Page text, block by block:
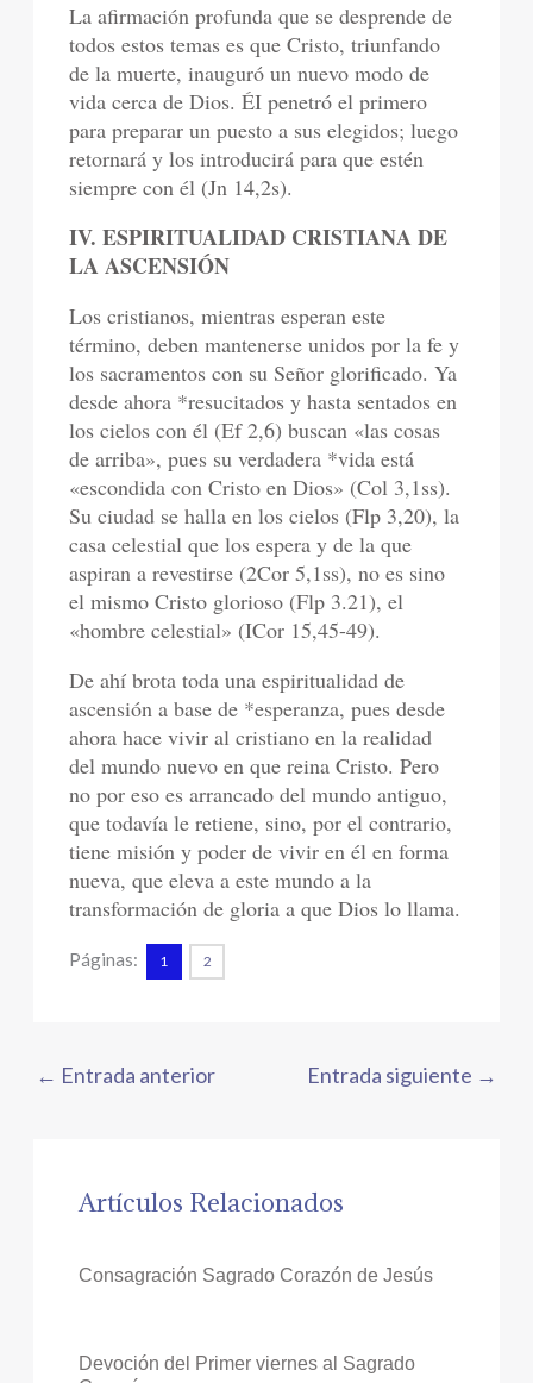
La afirmación profunda que se desprende de
todos estos temas es que Cristo, triunfando
de la muerte, inauguró un nuevo modo de
vida cerca de Dios. ÉI penetró el primero
para preparar un puesto a sus elegidos; luego
retornará y los introducirá para que estén
siempre con él (Jn 14,2s).
IV. ESPIRITUALIDAD CRISTIANA DE
LA ASCENSIÓN
Los cristianos, mientras esperan este
término, deben mantenerse unidos por la fe y
los sacramentos con su Señor glorificado. Ya
desde ahora *resucitados y hasta sentados en
los cielos con él (Ef 2,6) buscan «las cosas
de arriba», pues su verdadera *vida está
«escondida con Cristo en Dios» (Col 3,1ss).
Su ciudad se halla en los cielos (Flp 3,20), la
casa celestial que los espera y de la que
aspiran a revestirse (2Cor 5,1ss), no es sino
el mismo Cristo glorioso (Flp 3.21), el
«hombre celestial» (ICor 15,45-49).
De ahí brota toda una espiritualidad de
ascensión a base de *esperanza, pues desde
ahora hace vivir al cristiano en la realidad
del mundo nuevo en que reina Cristo. Pero
no por eso es arrancado del mundo antiguo,
que todavía le retiene, sino, por el contrario,
tiene misión y poder de vivir en él en forma
nueva, que eleva a este mundo a la
transformación de gloria a que Dios lo llama.
Páginas: 1 2
← Entrada anterior Entrada siguiente →
Artículos Relacionados
Consagración Sagrado Corazón de Jesús
Devoción del Primer viernes al Sagrado